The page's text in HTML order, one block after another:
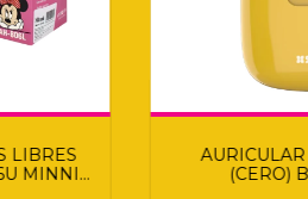
LIBRES
MINNIE
(CERO)